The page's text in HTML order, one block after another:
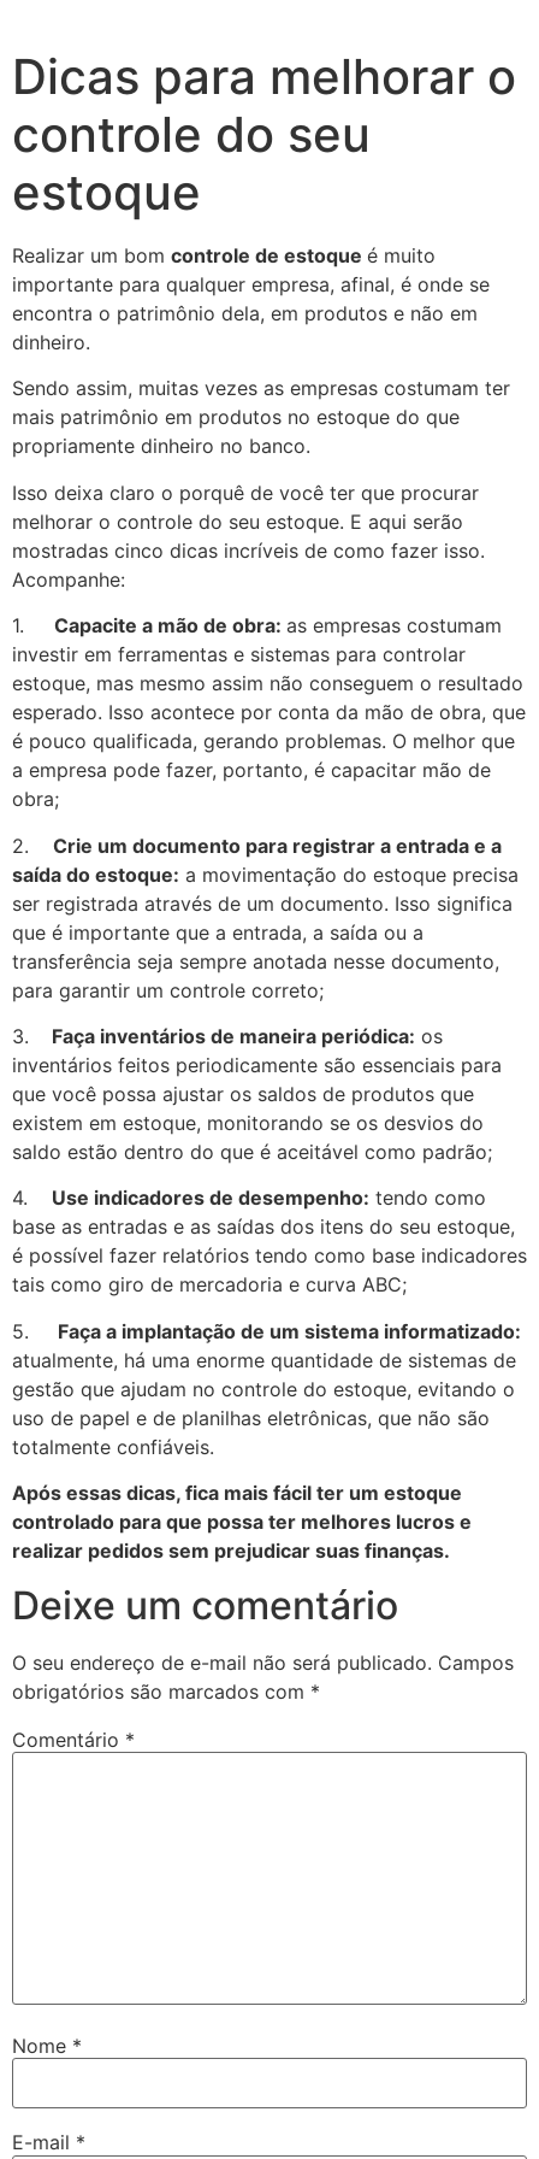
Dicas para melhorar o
controle do seu
estoque
Realizar um bom controle de estoque é muito
importante para qualquer empresa, afinal, é onde se
encontra o patrimônio dela, em produtos e não em
dinheiro.
Sendo assim, muitas vezes as empresas costumam ter
mais patrimônio em produtos no estoque do que
propriamente dinheiro no banco.
Isso deixa claro o porquê de você ter que procurar
melhorar o controle do seu estoque. E aqui serão
mostradas cinco dicas incríveis de como fazer isso.
Acompanhe:
1. Capacite a mão de obra: as empresas costumam
investir em ferramentas e sistemas para controlar
estoque, mas mesmo assim não conseguem o resultado
esperado. Isso acontece por conta da mão de obra, que
é pouco qualificada, gerando problemas. O melhor que
a empresa pode fazer, portanto, é capacitar mão de
obra;
2. Crie um documento para registrar a entrada e a
saída do estoque: a movimentação do estoque precisa
ser registrada através de um documento. Isso significa
que é importante que a entrada, a saída ou a
transferência seja sempre anotada nesse documento,
para garantir um controle correto;
3.
Faça inventários de maneira periódica: os
inventários feitos periodicamente são essenciais para
que você possa ajustar os saldos de produtos que
existem em estoque, monitorando se os desvios do
saldo estão dentro do que é aceitável como padrão;
4. Use indicadores de desempenho: tendo como
base as entradas e as saídas dos itens do seu estoque,
é possível fazer relatórios tendo como base indicadores
tais como giro de mercadoria e curva ABC;
5.
Faça a implantação de um sistema informatizado:
atualmente, há uma enorme quantidade de sistemas de
gestão que ajudam no controle do estoque, evitando o
uso de papel e de planilhas eletrônicas, que não são
totalmente confiáveis.
Após essas dicas, fica mais fácil ter um estoque
controlado para que possa ter melhores lucros e
realizar pedidos sem prejudicar suas finanças.
Deixe um comentário
O seu endereço de e-mail não será publicado. Campos
obrigatórios são marcados com *
Comentário *
Nome *
E-mail *